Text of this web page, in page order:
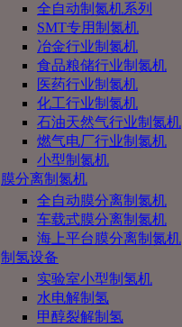
全自动制氮机系列
SMT专用制氮机
冶金行业制氮机
食品粮储行业制氮机
医药行业制氮机
化工行业制氮机
石油天然气行业制氮机
燃气电厂行业制氮机
小型制氮机
膜分离制氮机
全自动膜分离制氮机
车载式膜分离制氮机
海上平台膜分离制氮机
制氢设备
实验室小型制氢机
水电解制氢
甲醇裂解制氢